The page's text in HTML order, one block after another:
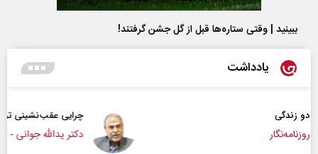
ببینید | وقتی ستاره‌ها قبل از گل جشن گرفتند!
یادداشت
چرایی عقب‌نشینی ترامپ؟
دکتر یدالله جوانی - تحلیلگر مسائل سیاسی